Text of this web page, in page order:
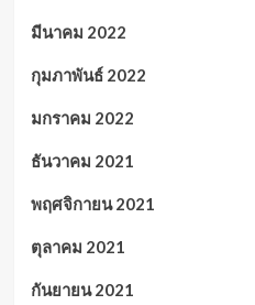
มีนาคม 2022
กุมภาพันธ์ 2022
มกราคม 2022
ธันวาคม 2021
พฤศจิกายน 2021
ตุลาคม 2021
กันยายน 2021